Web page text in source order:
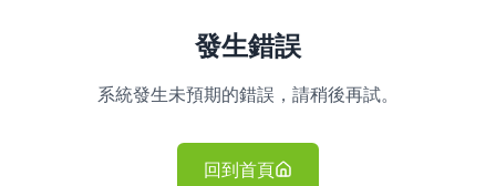
發生錯誤
系統發生未預期的錯誤，請稍後再試。
回到首頁